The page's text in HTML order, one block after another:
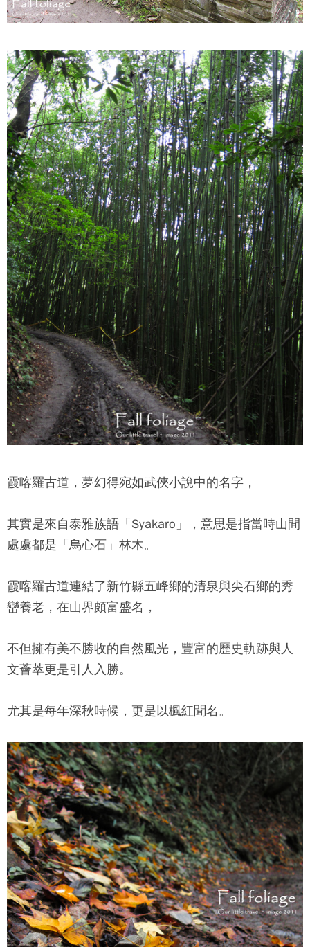
霞喀羅古道，夢幻得宛如武俠小說中的名字，
其實是來自泰雅族語「Syakaro」，意思是指當時山間
處處都是「烏心石」林木。
霞喀羅古道連結了新竹縣五峰鄉的清泉與尖石鄉的秀
巒養老，在山界頗富盛名，
不但擁有美不勝收的自然風光，豐富的歷史軌跡與人
文薈萃更是引人入勝。
尤其是每年深秋時候，更是以楓紅聞名。